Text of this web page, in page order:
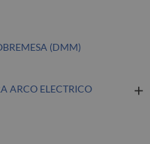
(DMM)
ARCO ELECTRICO